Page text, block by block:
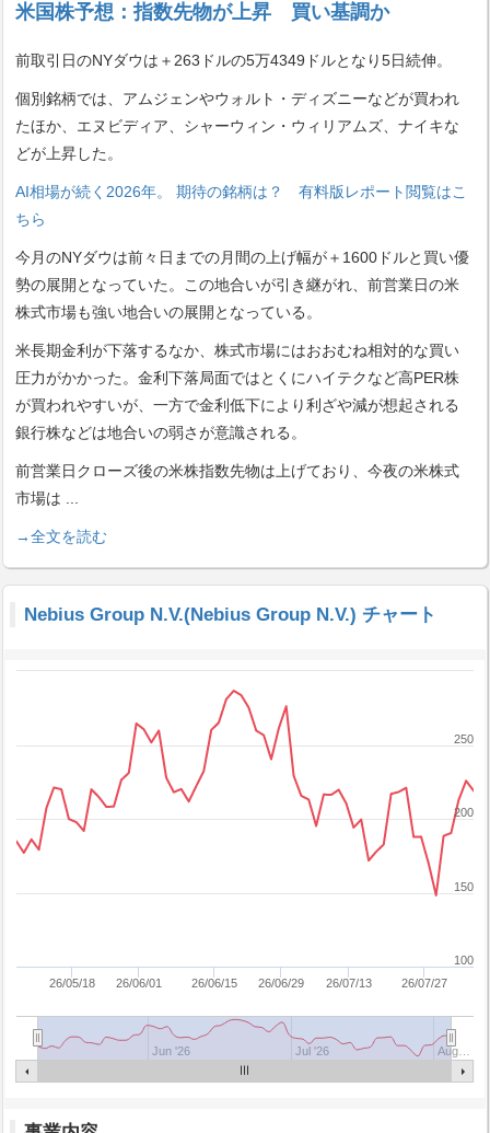
米国株予想：指数先物が上昇 買い基調か
前取引日のNYダウは＋263ドルの5万4349ドルとなり5日続伸。
個別銘柄では、アムジェンやウォルト・ディズニーなどが買われ
たほか、エヌビディア、シャーウィン・ウィリアムズ、ナイキな
どが上昇した。
AI相場が続く2026年。 期待の銘柄は？ 有料版レポート閲覧はこ
ちら
今月のNYダウは前々日までの月間の上げ幅が＋1600ドルと買い優
勢の展開となっていた。この地合いが引き継がれ、前営業日の米
株式市場も強い地合いの展開となっている。
米長期金利が下落するなか、株式市場にはおおむね相対的な買い
圧力がかかった。金利下落局面ではとくにハイテクなど高PER株
が買われやすいが、一方で金利低下により利ざや減が想起される
銀行株などは地合いの弱さが意識される。
前営業日クローズ後の米株指数先物は上げており、今夜の米株式
市場は
→全文を読む
Nebius Group N.V.(Nebius Group N.V.) チャート
26/05/18 26/06/01 26/06/15 26/06/29 26/07/13 26/07/27
Jun '26 Jul '26 Aug…
100
150
200
250